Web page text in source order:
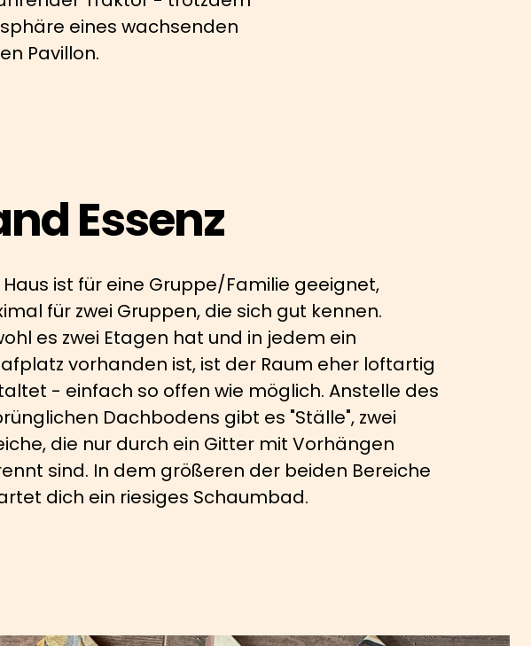
eines wachsenden
Pavillon.
Essenz
Haus ist für eine Gruppe/Familie geeignet,
für zwei Gruppen, die sich gut kennen.
es zwei Etagen hat und in jedem ein
vorhanden ist, ist der Raum eher loftartig
- einfach so offen wie möglich. Anstelle des
Dachbodens gibt es "Ställe", zwei
die nur durch ein Gitter mit Vorhängen
sind. In dem größeren der beiden Bereiche
dich ein riesiges Schaumbad.